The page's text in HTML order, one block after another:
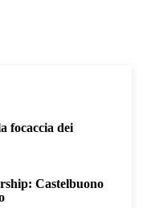
focaccia dei
Castelbuono